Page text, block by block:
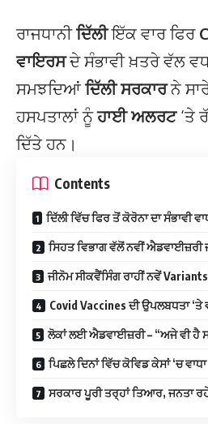
ਰਾਜਧਾਨੀਦਿੱਲੀਇੱਕ ਵਾਰ ਫਿਰ
ਵਾਇਰਸਦੇ ਸੰਭਾਵੀ ਖ਼ਤਰੇ ਵੱਲ
ਸਮਝਦਿਆਂਦਿੱਲੀ ਸਰਕਾਰਨੇ
ਹਸਪਤਾਲਾਂ ਨੂੰਹਾਈ ਅਲਰਟ‘ਤੇ
ਦਿੱਤੇ ਹਨ।
Contents
ਦਿੱਲੀ ਵਿੱਚ ਫਿਰ ਤੋਂ ਕੋਰੋਨਾ ਦਾ ਸੰਭਾਵੀ
ਸਿਹਤ ਵਿਭਾਗ ਵੱਲੋਂ ਨਵੀਂ ਐਡਵਾਈਜ਼ਰੀ
ਜੀਨੋਮ ਸੀਕਵੈਂਸਿੰਗ ਰਾਹੀਂ ਨਵੇਂ
Covid Vaccines ਦੀ ਉਪਲਬਧਤਾ
ਲੋਕਾਂ ਲਈ ਐਡਵਾਈਜ਼ਰੀ – “ਅਜੇ ਵੀ ਹੈ
ਪਿਛਲੇ ਦਿਨਾਂ ਵਿੱਚ ਕੋਵਿਡ ਕੇਸਾਂ ‘ਚ ਵਾਧਾ
ਸਰਕਾਰ ਪੂਰੀ ਤਰ੍ਹਾਂ ਤਿਆਰ, ਜਨਤਾ